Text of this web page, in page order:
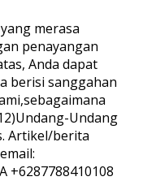
merasa
penayangan
Anda dapat
berisi sanggahan
Undang
Artikel/berita
+6287788410108